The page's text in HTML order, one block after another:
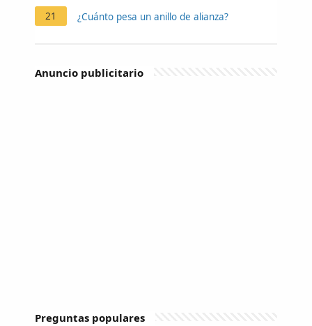
21
¿Cuánto pesa un anillo de alianza?
Anuncio publicitario
Preguntas populares